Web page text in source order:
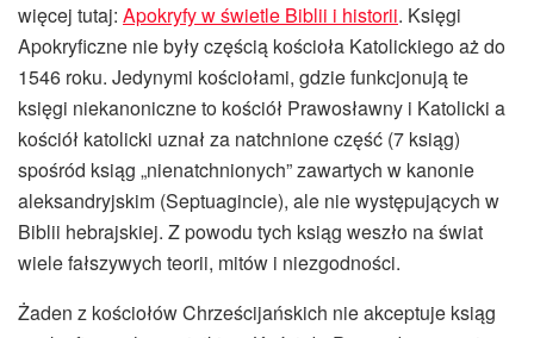
więcej tutaj: Apokryfy w świetle Biblii i historii. Księgi
Apokryficzne nie były częścią kościoła Katolickiego aż do
1546 roku. Jedynymi kościołami, gdzie funkcjonują te
księgi niekanoniczne to kościół Prawosławny i Katolicki a
kościół katolicki uznał za natchnione część (7 ksiąg)
spośród ksiąg „nienatchnionych” zawartych w kanonie
aleksandryjskim (Septuagincie), ale nie występujących w
Biblii hebrajskiej. Z powodu tych ksiąg weszło na świat
wiele fałszywych teorii, mitów i niezgodności.
Żaden z kościołów Chrześcijańskich nie akceptuje ksiąg